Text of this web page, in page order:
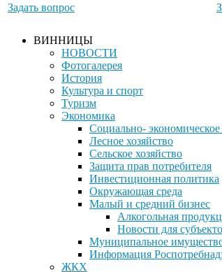
Задать вопрос
ВИННИЦЫ
НОВОСТИ
Фотогалерея
История
Культура и спорт
Туризм
Экономика
Социально- экономическое
Лесное хозяйство
Сельское хозяйство
Защита прав потребителя
Инвестиционная политика
Окружающая среда
Малый и средний бизнес
Алкогольная
Новости для
Муниципальное
Информация
ЖКХ